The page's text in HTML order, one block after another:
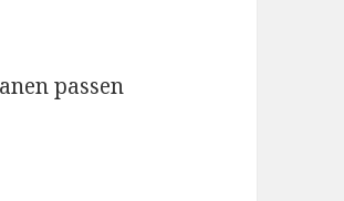
passen